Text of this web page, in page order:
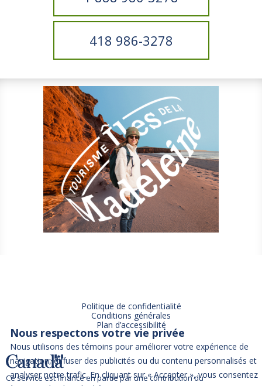
418 986-3278
Politique de confidentialité
Conditions générales
Plan d’accessibilité
Ce service est financé en partie par une contribution du
Nous respectons votre vie privée
Nous utilisons des témoins pour améliorer votre expérience de
navigation, diffuser des publicités ou du contenu personnalisés et
analyser notre trafic. En cliquant sur « Accepter », vous consentez